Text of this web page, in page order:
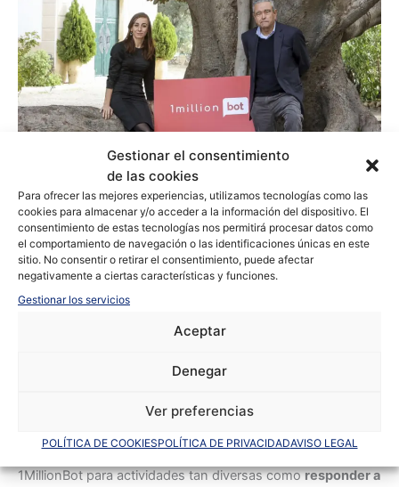
Gestionar el consentimiento
de las cookies
Para ofrecer las mejores experiencias, utilizamos tecnologías como las
cookies para almacenar y/o acceder a la información del dispositivo. El
consentimiento de estas tecnologías nos permitirá procesar datos como
el comportamiento de navegación o las identificaciones únicas en este
sitio. No consentir o retirar el consentimiento, puede afectar
negativamente a ciertas características y funciones.
Gestionar los servicios
Aceptar
Denegar
Ver preferencias
POLÍTICA DE COOKIESPOLÍTICA DE PRIVACIDADAVISO LEGAL
Relación instantánea
Como explican desde ambas compañías, los chatbots de
atención al cliente pueden responder las preguntas más
frecuentes y recopilar datos, ofreciendo a los usuarios
usuarios y pueden resolver sus dudas al momento,
inmediatas, diseñando las interacciones con el asistente
1MillionBot para actividades tan diversas comoresponder a